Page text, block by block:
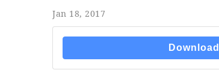
Jan 18, 2017
Download